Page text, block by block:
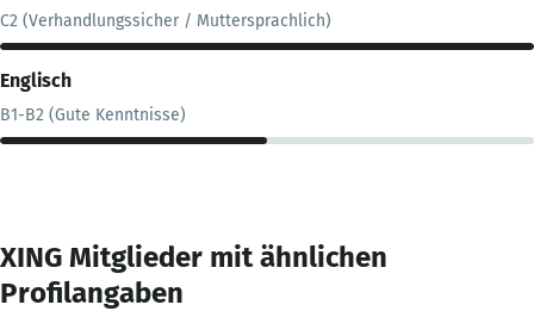
C2 (Verhandlungssicher / Muttersprachlich)
Englisch
B1-B2 (Gute Kenntnisse)
XING Mitglieder mit ähnlichen
Profilangaben